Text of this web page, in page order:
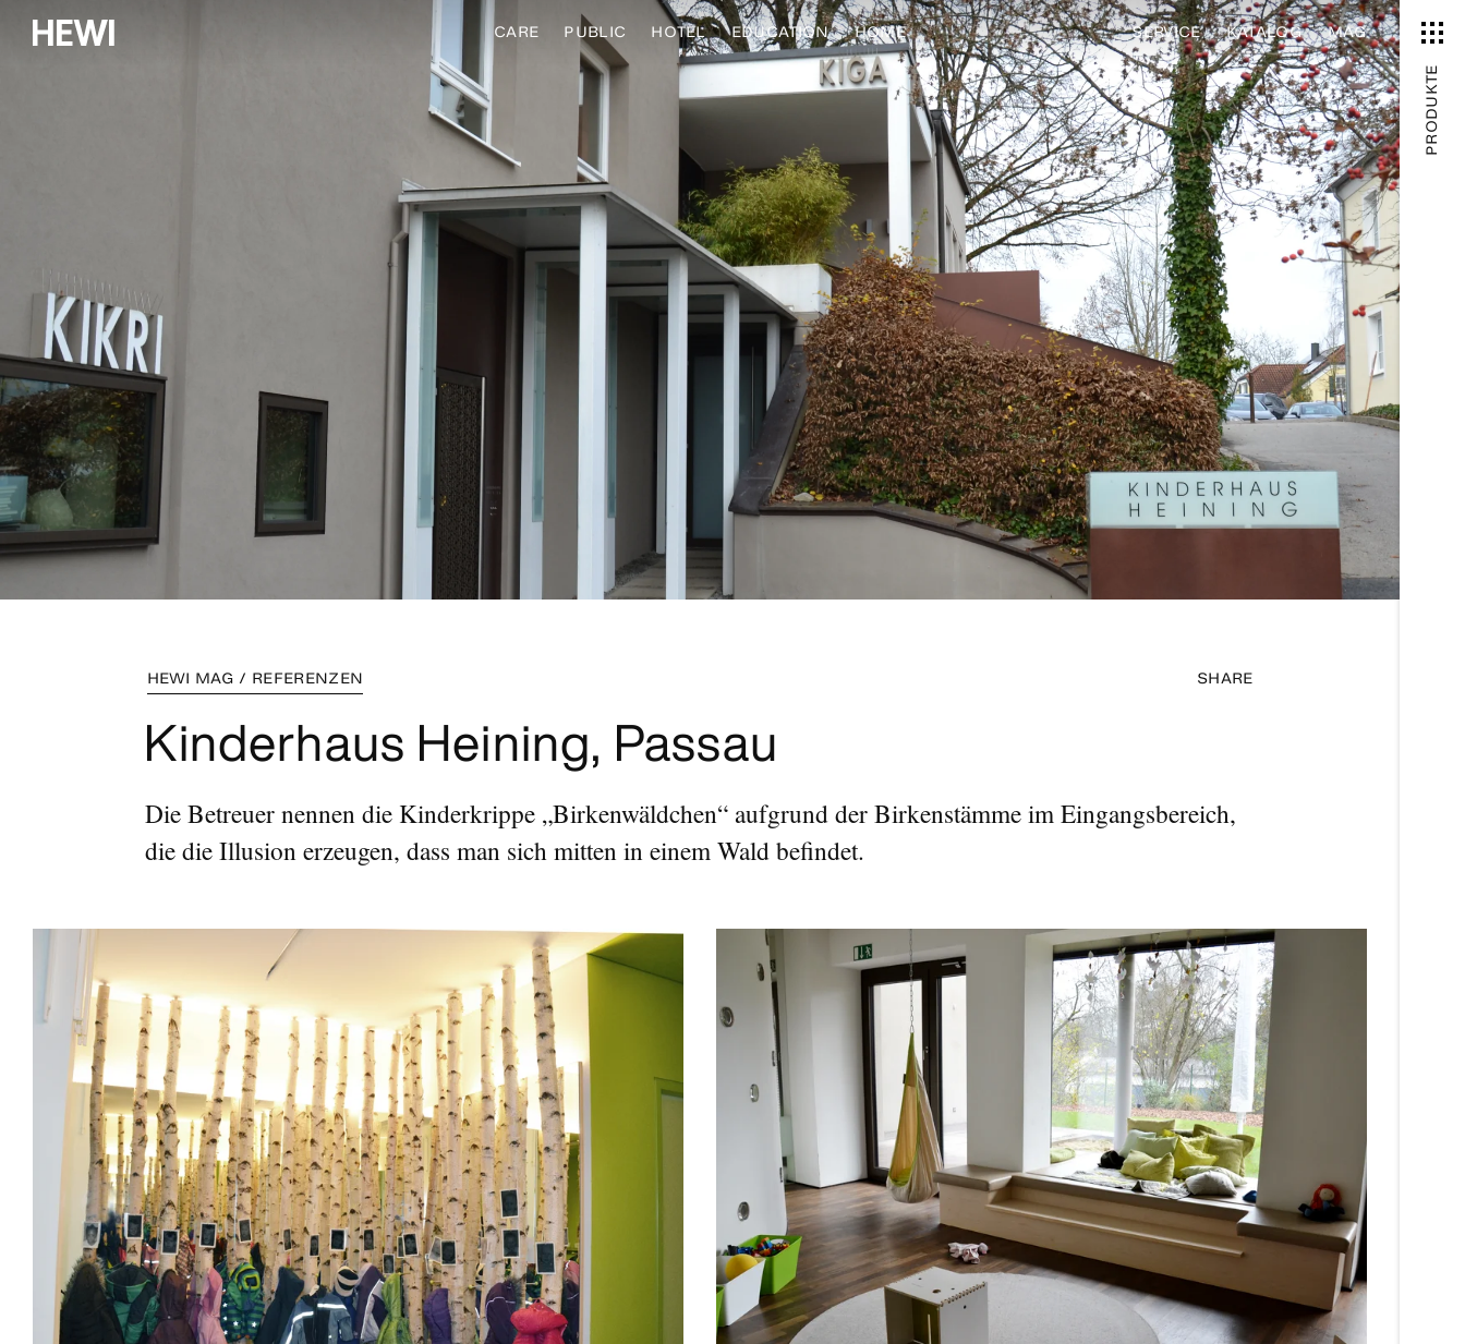
CARE PUBLIC HOTEL EDUCATION HOME SERVICE KATALOG MAG
SHARE
HEWI MAG / REFERENZEN
Kinderhaus Heining, Passau
Die Betreuer nennen die Kinderkrippe „Birkenwäldchen“ aufgrund der Birkenstämme im Eingangsbereich,
die die Illusion erzeugen, dass man sich mitten in einem Wald befindet.
PRODUKTE